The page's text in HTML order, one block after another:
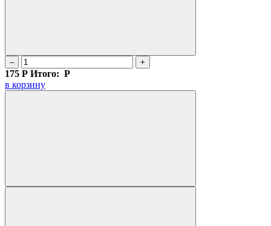
– +
175 Р Итого: Р
в корзину